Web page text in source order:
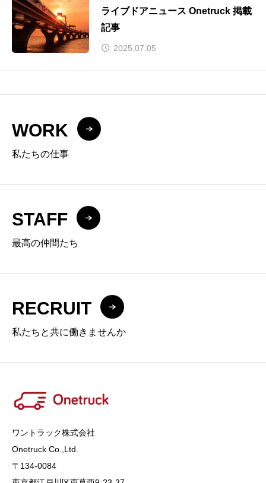
ライブドアニュース Onetruck 掲載
記事
2025.07.05
WORK
私たちの仕事
STAFF
最高の仲間たち
RECRUIT
私たちと共に働きませんか
ワントラック株式会社
Onetruck Co.,Ltd​​​.
〒134-0084